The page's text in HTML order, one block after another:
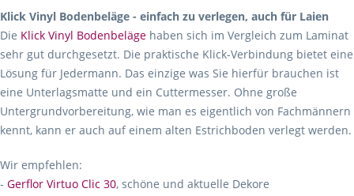
Klick Vinyl Bodenbeläge - einfach zu verlegen, auch für Laien
Die Klick Vinyl Bodenbeläge haben sich im Vergleich zum Laminat
sehr gut durchgesetzt. Die praktische Klick-Verbindung bietet eine
Lösung für Jedermann. Das einzige was Sie hierfür brauchen ist
eine Unterlagsmatte und ein Cuttermesser. Ohne große
Untergrundvorbereitung, wie man es eigentlich von Fachmännern
kennt, kann er auch auf einem alten Estrichboden verlegt werden.
Wir empfehlen:
- Gerflor Virtuo Clic 30, schöne und aktuelle Dekore